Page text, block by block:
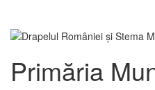
Primăria